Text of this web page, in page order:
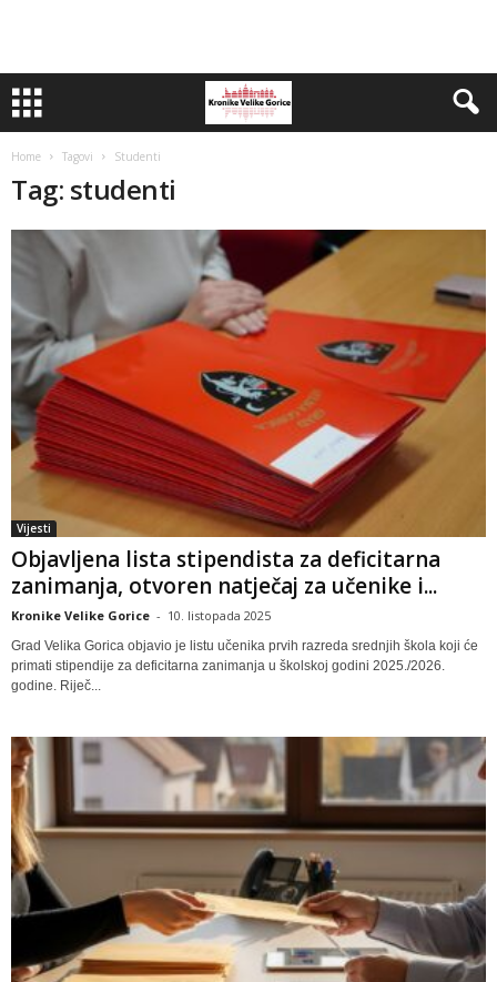
Home Tagovi Studenti
Tag: studenti
Vijesti
Objavljena lista stipendista za deficitarna
zanimanja, otvoren natječaj za učenike i...
Kronike Velike Gorice - 10. listopada 2025
Grad Velika Gorica objavio je listu učenika prvih razreda srednjih škola koji će
primati stipendije za deficitarna zanimanja u školskoj godini 2025./2026.
godine. Riječ...